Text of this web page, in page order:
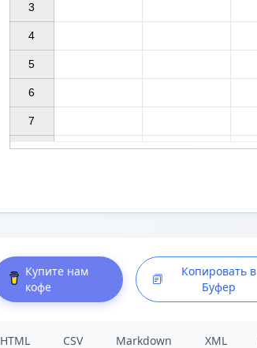
3
4
5
6
7
Купите нам
кофе
Копировать в
Буфер
HTML CSV Markdown XML